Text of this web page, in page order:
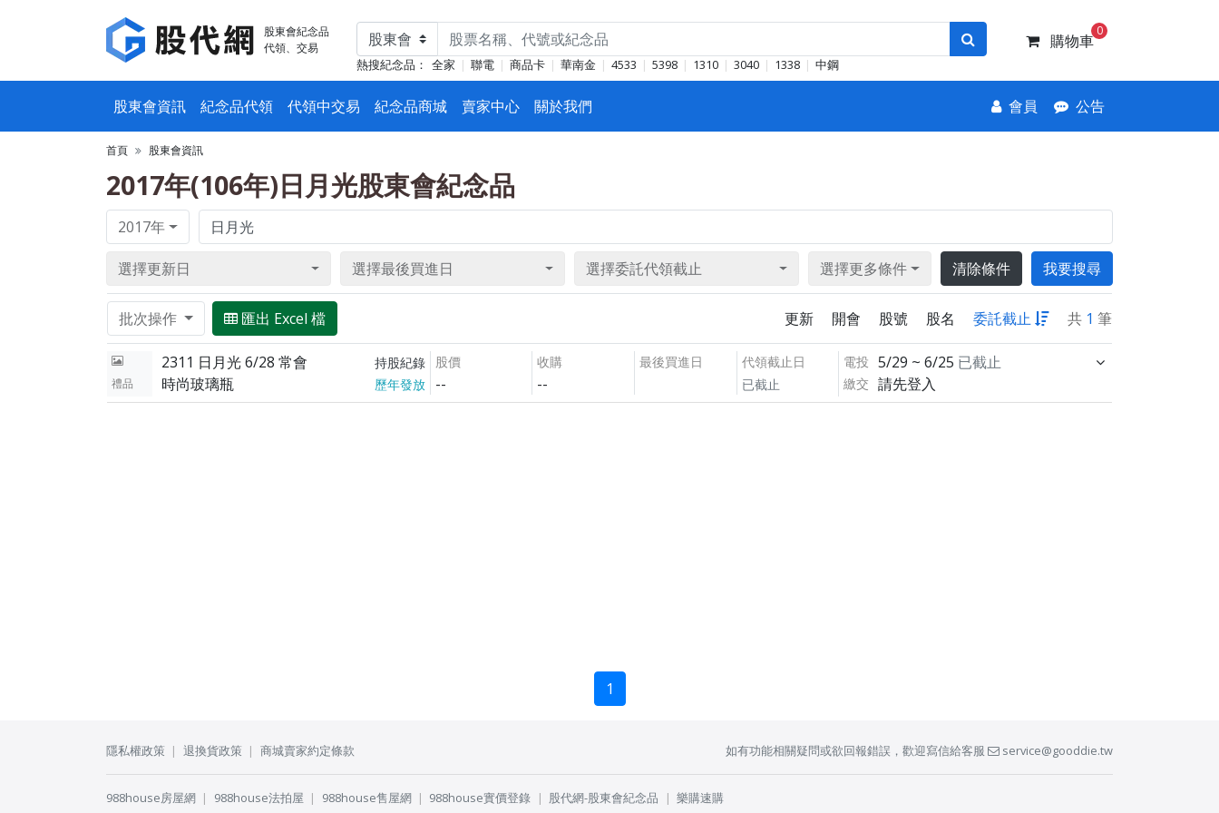
股東會紀念品
代領、交易
熱搜紀念品： 全家 聯電 商品卡 華南金 4533 5398 1310 3040 1338 中鋼
購物車
0
股東會資訊 紀念品代領 代領中交易 紀念品商城 賣家中心 關於我們 會員 公告
首頁 股東會資訊
2017年(106年)日月光股東會紀念品
2017年
選擇更新日 選擇最後買進日 選擇委託代領截止 選擇更多條件 清除條件 我要搜尋
批次操作 匯出 Excel 檔 更新 開會 股號 股名 委託截止 共 1 筆
禮品
2311 日月光 6/28 常會 持股紀錄
時尚玻璃瓶 歷年發放
股價
--
收購
--
最後買進日
代領截止日
已截止
電投 5/29 ~ 6/25 已截止
繳交 請先登入
1
隱私權政策 退換貨政策 商城賣家約定條款 如有功能相關疑問或欲回報錯誤，歡迎寫信給客服 service@gooddie.tw
988house房屋網 988house法拍屋 988house售屋網 988house實價登錄 股代網-股東會紀念品 樂購速購